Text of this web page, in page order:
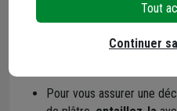
Code : 638357-1
Pour vous assurer une
Tout
Continuer